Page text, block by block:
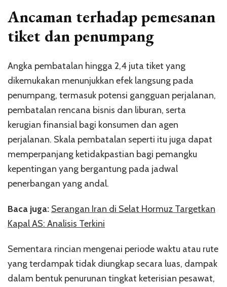
Ancaman terhadap pemesanan
tiket dan penumpang
Angka pembatalan hingga 2,4 juta tiket yang
dikemukakan menunjukkan efek langsung pada
penumpang, termasuk potensi gangguan perjalanan,
pembatalan rencana bisnis dan liburan, serta
kerugian finansial bagi konsumen dan agen
perjalanan. Skala pembatalan seperti itu juga dapat
memperpanjang ketidakpastian bagi pemangku
kepentingan yang bergantung pada jadwal
penerbangan yang andal.
Baca juga: Serangan Iran di Selat Hormuz Targetkan
Kapal AS: Analisis Terkini
Sementara rincian mengenai periode waktu atau rute
yang terdampak tidak diungkap secara luas, dampak
dalam bentuk penurunan tingkat keterisian pesawat,